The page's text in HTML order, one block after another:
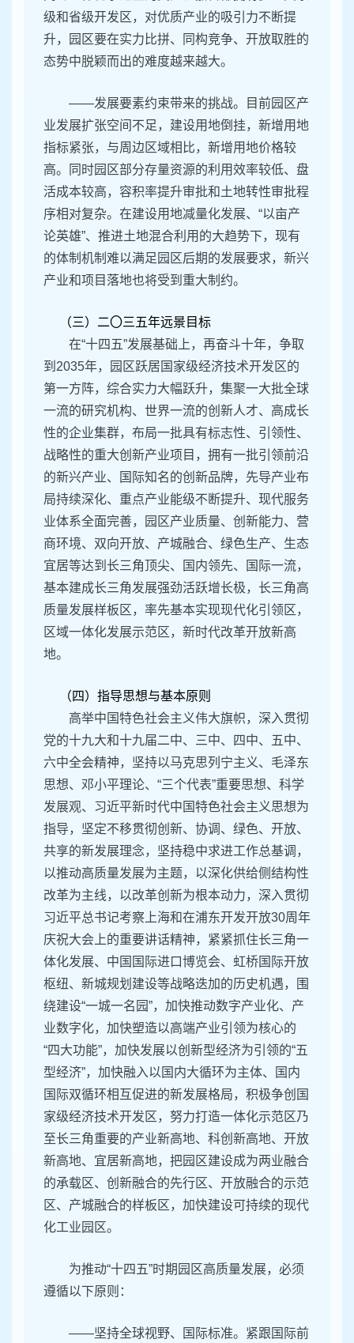
级和省级开发区，对优质产业的吸引力不断提
升，园区要在实力比拼、同构竞争、开放取胜的
态势中脱颖而出的难度越来越大。
——发展要素约束带来的挑战。目前园区产
业发展扩张空间不足，建设用地倒挂，新增用地
指标紧张，与周边区域相比，新增用地价格较
高。同时园区部分存量资源的利用效率较低、盘
活成本较高，容积率提升审批和土地转性审批程
序相对复杂。在建设用地减量化发展、“以亩产
论英雄”、推进土地混合利用的大趋势下，现有
的体制机制难以满足园区后期的发展要求，新兴
产业和项目落地也将受到重大制约。
（三）二〇三五年远景目标
在“十四五”发展基础上，再奋斗十年，争取
到2035年，园区跃居国家级经济技术开发区的
第一方阵，综合实力大幅跃升，集聚一大批全球
一流的研究机构、世界一流的创新人才、高成长
性的企业集群，布局一批具有标志性、引领性、
战略性的重大创新产业项目，拥有一批引领前沿
的新兴产业、国际知名的创新品牌，先导产业布
局持续深化、重点产业能级不断提升、现代服务
业体系全面完善，园区产业质量、创新能力、营
商环境、双向开放、产城融合、绿色生产、生态
宜居等达到长三角顶尖、国内领先、国际一流，
基本建成长三角发展强劲活跃增长极，长三角高
质量发展样板区，率先基本实现现代化引领区，
区域一体化发展示范区，新时代改革开放新高
地。
（四）指导思想与基本原则
高举中国特色社会主义伟大旗帜，深入贯彻
党的十九大和十九届二中、三中、四中、五中、
六中全会精神，坚持以马克思列宁主义、毛泽东
思想、邓小平理论、“三个代表”重要思想、科学
发展观、习近平新时代中国特色社会主义思想为
指导，坚定不移贯彻创新、协调、绿色、开放、
共享的新发展理念，坚持稳中求进工作总基调，
以推动高质量发展为主题，以深化供给侧结构性
改革为主线，以改革创新为根本动力，深入贯彻
习近平总书记考察上海和在浦东开发开放30周年
庆祝大会上的重要讲话精神，紧紧抓住长三角一
体化发展、中国国际进口博览会、虹桥国际开放
枢纽、新城规划建设等战略迭加的历史机遇，围
绕建设“一城一名园”，加快推动数字产业化、产
业数字化，加快塑造以高端产业引领为核心的
“四大功能”，加快发展以创新型经济为引领的“五
型经济”，加快融入以国内大循环为主体、国内
国际双循环相互促进的新发展格局，积极争创国
家级经济技术开发区，努力打造一体化示范区乃
至长三角重要的产业新高地、科创新高地、开放
新高地、宜居新高地，把园区建设成为两业融合
的承载区、创新融合的先行区、开放融合的示范
区、产城融合的样板区，加快建设可持续的现代
化工业园区。
为推动“十四五”时期园区高质量发展，必须
遵循以下原则：
——坚持全球视野、国际标准。紧跟国际前